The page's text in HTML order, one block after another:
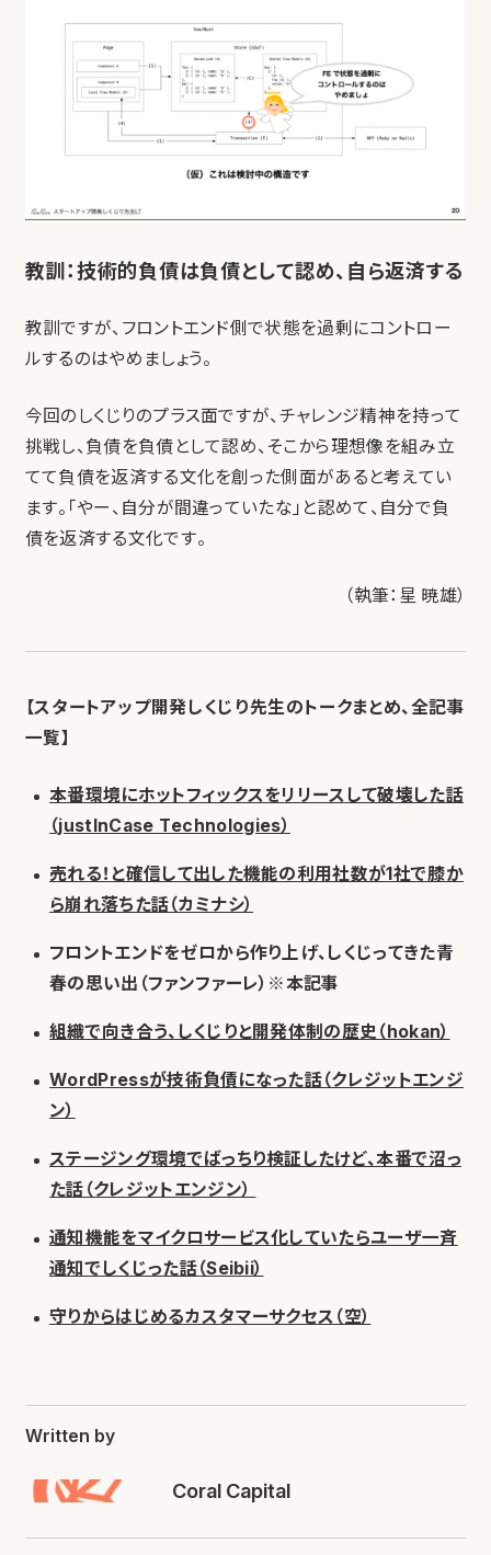
教訓：技術的負債は負債として認め、自ら返済する
教訓ですが、フロントエンド側で状態を過剰にコントロー
ルするのはやめましょう。
今回のしくじりのプラス面ですが、チャレンジ精神を持って
挑戦し、負債を負債として認め、そこから理想像を組み立
てて負債を返済する文化を創った側面があると考えてい
ます。「やー、自分が間違っていたな」と認めて、自分で負
債を返済する文化です。
（執筆：星 暁雄）
【スタートアップ開発しくじり先生のトークまとめ、全記事
一覧】
本番環境にホットフィックスをリリースして破壊した話
（justInCase Technologies）
売れる！と確信して出した機能の利用社数が1社で膝か
ら崩れ落ちた話（カミナシ）
フロントエンドをゼロから作り上げ、しくじってきた青
春の思い出（ファンファーレ）※本記事
組織で向き合う、しくじりと開発体制の歴史（hokan）
WordPressが技術負債になった話（クレジットエンジ
ン）
ステージング環境でばっちり検証したけど、本番で沼っ
た話（クレジットエンジン）
通知機能をマイクロサービス化していたらユーザ一斉
通知でしくじった話（Seibii）
守りからはじめるカスタマーサクセス（空）
Written by
Coral Capital